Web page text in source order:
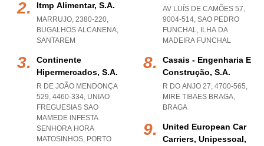
Itmp Alimentar, S.a.
MARRUJO, 2380-220,
BUGALHOS ALCANENA,
SANTAREM
Continente
Hipermercados, S.a.
R DE JOÃO MENDONÇA
529, 4460-334, UNIAO
FREGUESIAS SAO
MAMEDE INFESTA
SENHORA HORA
MATOSINHOS, PORTO
AV LUÍS DE CAMÕES 57,
9004-514, SAO PEDRO
FUNCHAL, ILHA DA
MADEIRA FUNCHAL
Casais - Engenharia E
Construção, S.a.
R DO ANJO 27, 4700-565,
MIRE TIBAES BRAGA,
BRAGA
United European Car
Carriers, Unipessoal,